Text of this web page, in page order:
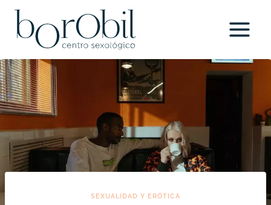
Saltar
contenido
SEXUALIDAD Y ERÓTICA